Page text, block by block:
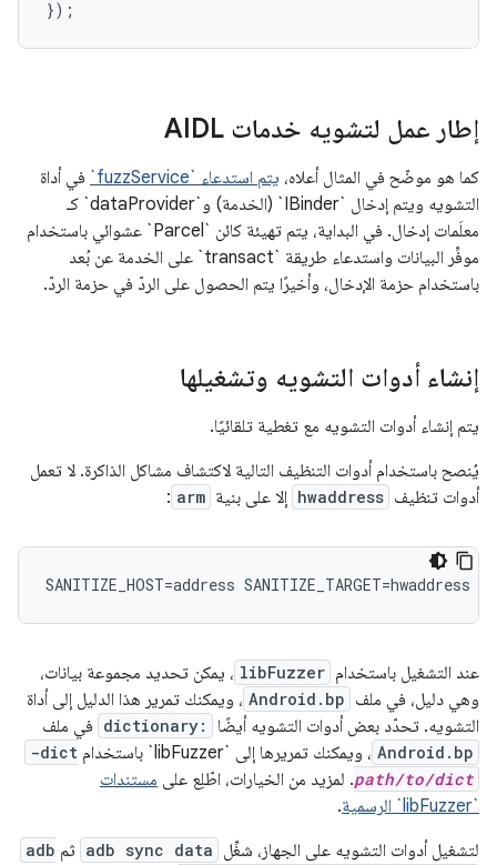
});
إطار عمل لتشويه خدمات AIDL
كما هو موضّح في المثال أعلاه، يتم استدعاء `fuzzService`
في أداة
التشويه ويتم إدخال `IBinder` (الخدمة) و`dataProvider` كـ
معلَمات إدخال. في البداية، يتم تهيئة كائن `Parcel` عشوائي باستخدام
موفِّر البيانات واستدعاء طريقة `transact` على الخدمة عن بُعد
باستخدام حزمة الإدخال، وأخيرًا يتم الحصول على الردّ في حزمة الردّ.
إنشاء أدوات التشويه وتشغيلها
يتم إنشاء أدوات التشويه مع تغطية تلقائيًا.
يُنصح باستخدام أدوات التنظيف التالية لاكتشاف مشاكل الذاكرة. لا تعمل
أدوات تنظيف hwaddress إلا على بنية arm
:
SANITIZE_HOST=address SANITIZE_TARGET=hwaddress
عند التشغيل باستخدام libFuzzer ، يمكن تحديد مجموعة بيانات،
وهي دليل، في ملف Android.bp ، ويمكنك تمرير هذا الدليل إلى أداة
التشويه. تحدّد بعض أدوات التشويه أيضًا
dictionary: في ملف
Android.bp ، ويمكنك تمريرها إلى `libFuzzer` باستخدام
-dict
path/to/dict. لمزيد من الخيارات، اطّلِع على مستندات
`libFuzzer` الرسمية
.
لتشغيل أدوات التشويه على الجهاز، شغِّل adb sync data ثم adb